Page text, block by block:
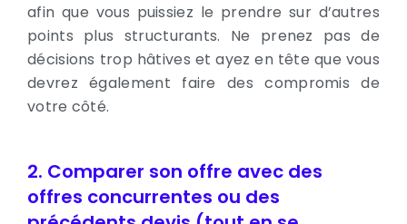
afin que vous puissiez le prendre sur d’autres
points plus structurants. Ne prenez pas de
décisions trop hâtives et ayez en tête que vous
devrez également faire des compromis de
votre côté.
2. Comparer son offre avec des
offres concurrentes ou des